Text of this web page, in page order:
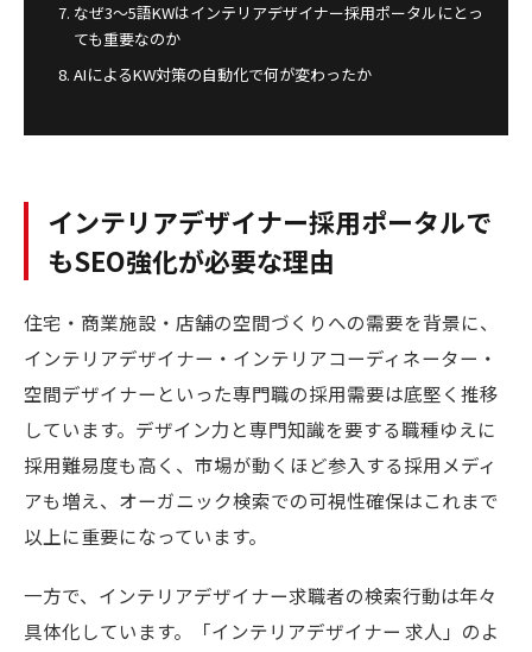
なぜ3〜5語KWはインテリアデザイナー採用ポータルにとっ
ても重要なのか
AIによるKW対策の自動化で何が変わったか
インテリアデザイナー採用ポータルで
もSEO強化が必要な理由
住宅・商業施設・店舗の空間づくりへの需要を背景に、
インテリアデザイナー・インテリアコーディネーター・
空間デザイナーといった専門職の採用需要は底堅く推移
しています。デザイン力と専門知識を要する職種ゆえに
採用難易度も高く、市場が動くほど参入する採用メディ
アも増え、オーガニック検索での可視性確保はこれまで
以上に重要になっています。
一方で、インテリアデザイナー求職者の検索行動は年々
具体化しています。「インテリアデザイナー 求人」のよ